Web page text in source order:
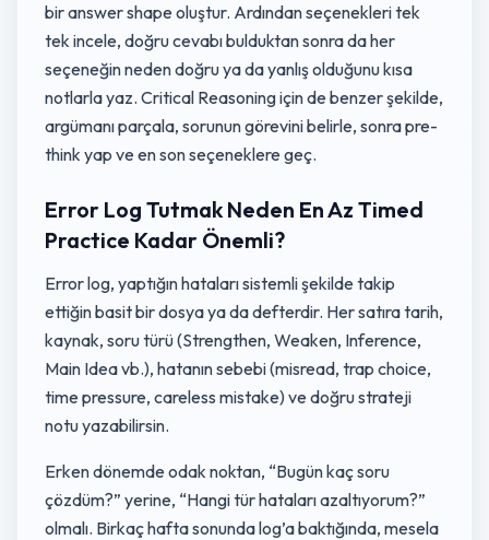
bir answer shape oluştur. Ardından seçenekleri tek
tek incele, doğru cevabı bulduktan sonra da her
seçeneğin neden doğru ya da yanlış olduğunu kısa
notlarla yaz. Critical Reasoning için de benzer şekilde,
argümanı parçala, sorunun görevini belirle, sonra pre-
think yap ve en son seçeneklere geç.
Error Log Tutmak Neden En Az Timed
Practice Kadar Önemli?
Error log, yaptığın hataları sistemli şekilde takip
ettiğin basit bir dosya ya da defterdir. Her satıra tarih,
kaynak, soru türü (Strengthen, Weaken, Inference,
Main Idea vb.), hatanın sebebi (misread, trap choice,
time pressure, careless mistake) ve doğru strateji
notu yazabilirsin.
Erken dönemde odak noktan, “Bugün kaç soru
çözdüm?” yerine, “Hangi tür hataları azaltıyorum?”
olmalı. Birkaç hafta sonunda log’a baktığında, mesela